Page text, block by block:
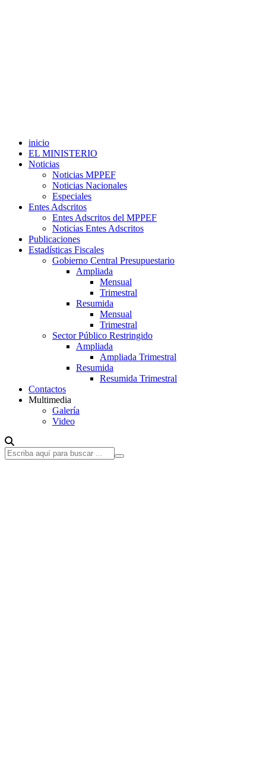
inicio
EL MINISTERIO
Noticias
Noticias MPPEF
Noticias Nacionales
Especiales
Entes Adscritos
Entes Adscritos del MPPEF
Noticias Entes Adscritos
Publicaciones
Estadísticas Fiscales
Gobierno Central Presupuestario
Ampliada
Mensual
Trimestral
Resumida
Mensual
Trimestral
Sector Público Restringido
Ampliada
Ampliada Trimestral
Resumida
Resumida Trimestral
Contactos
Multimedia
Galería
Video